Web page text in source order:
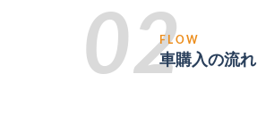
02
FLOW
車購入の流れ